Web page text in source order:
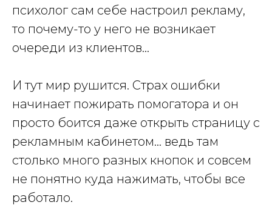
психолог сам себе настроил рекламу,
то почему-то у него не возникает
очереди из клиентов…
И тут мир рушится. Страх ошибки
начинает пожирать помогатора и он
просто боится даже открыть страницу с
рекламным кабинетом… ведь там
столько много разных кнопок и совсем
не понятно куда нажимать, чтобы все
работало.